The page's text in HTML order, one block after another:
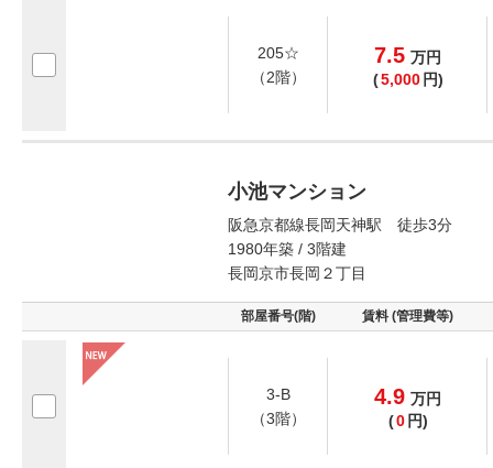
205☆
（2階）
7.5 万円
(5,000 円)
小池マンション
阪急京都線長岡天神駅 徒歩3分
1980年築 / 3階建
長岡京市長岡２丁目
部屋番号(階) 賃料 (管理費等)
3-B
（3階）
4.9 万円
(0 円)